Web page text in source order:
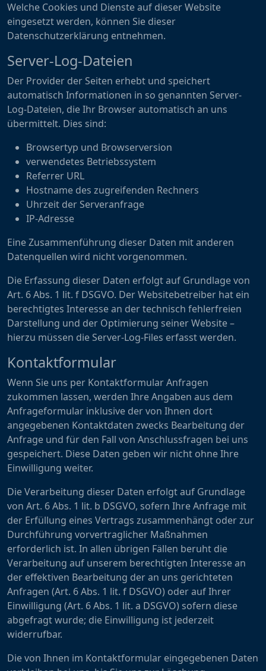
Welche Cookies und Dienste auf dieser Website
eingesetzt werden, können Sie dieser
Datenschutzerklärung entnehmen.
Server-Log-Dateien
Der Provider der Seiten erhebt und speichert
automatisch Informationen in so genannten Server-
Log-Dateien, die Ihr Browser automatisch an uns
übermittelt. Dies sind:
Browsertyp und Browserversion
verwendetes Betriebssystem
Referrer URL
Hostname des zugreifenden Rechners
Uhrzeit der Serveranfrage
IP-Adresse
Eine Zusammenführung dieser Daten mit anderen
Datenquellen wird nicht vorgenommen.
Die Erfassung dieser Daten erfolgt auf Grundlage von
Art. 6 Abs. 1 lit. f DSGVO. Der Websitebetreiber hat ein
berechtigtes Interesse an der technisch fehlerfreien
Darstellung und der Optimierung seiner Website –
hierzu müssen die Server-Log-Files erfasst werden.
Kontaktformular
Wenn Sie uns per Kontaktformular Anfragen
zukommen lassen, werden Ihre Angaben aus dem
Anfrageformular inklusive der von Ihnen dort
angegebenen Kontaktdaten zwecks Bearbeitung der
Anfrage und für den Fall von Anschlussfragen bei uns
gespeichert. Diese Daten geben wir nicht ohne Ihre
Einwilligung weiter.
Die Verarbeitung dieser Daten erfolgt auf Grundlage
von Art. 6 Abs. 1 lit. b DSGVO, sofern Ihre Anfrage mit
der Erfüllung eines Vertrags zusammenhängt oder zur
Durchführung vorvertraglicher Maßnahmen
erforderlich ist. In allen übrigen Fällen beruht die
Verarbeitung auf unserem berechtigten Interesse an
der effektiven Bearbeitung der an uns gerichteten
Anfragen (Art. 6 Abs. 1 lit. f DSGVO) oder auf Ihrer
Einwilligung (Art. 6 Abs. 1 lit. a DSGVO) sofern diese
abgefragt wurde; die Einwilligung ist jederzeit
widerrufbar.
Die von Ihnen im Kontaktformular eingegebenen Daten